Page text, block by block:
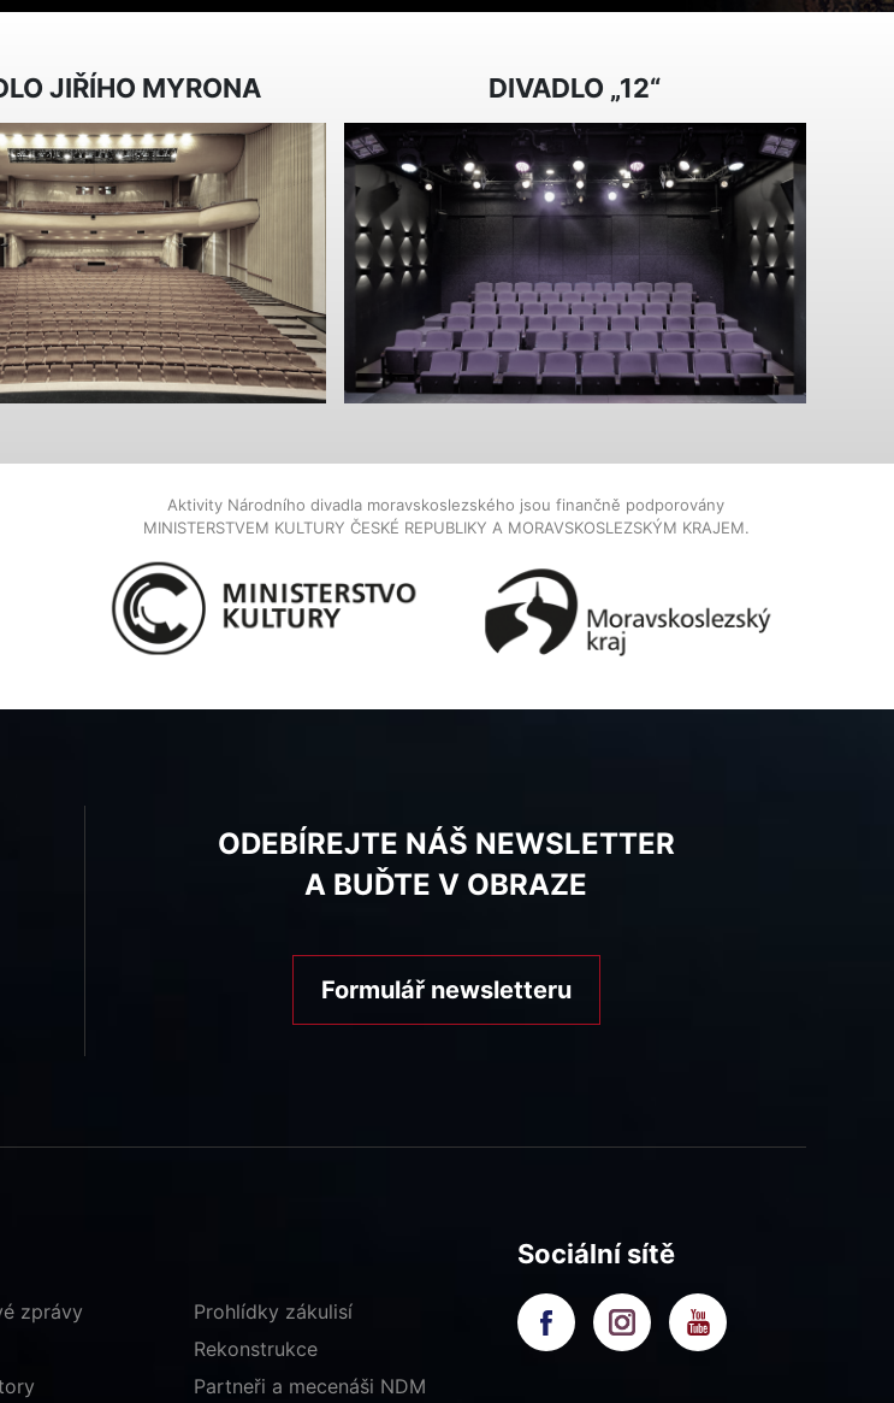
JIŘÍHO MYRONA DIVADLO „12“
Aktivity Národního divadla moravskoslezského jsou finančně podporovány
MINISTERSTVEM KULTURY ČESKÉ REPUBLIKY A MORAVSKOSLEZSKÝM KRAJEM.
ODEBÍREJTE NÁŠ NEWSLETTER
A BUĎTE V OBRAZE
Formulář newsletteru
zprávy
Prohlídky zákulisí
Rekonstrukce
Partneři a mecenáši NDM
Sociální sítě